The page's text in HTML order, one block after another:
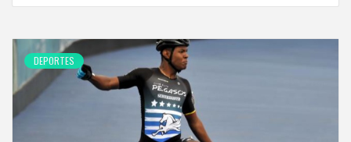
DEPORTES